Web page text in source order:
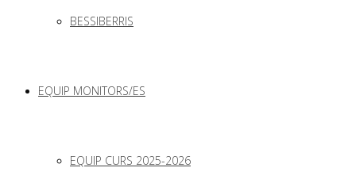
BESSIBERRIS
EQUIP MONITORS/ES
EQUIP CURS 2025-2026